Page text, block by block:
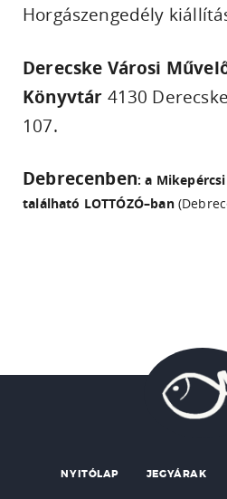
Horgászengedély
Derecske Városi
Könyvtár 4130
107.
Debrecenben: a
található LOTTÓZÓ–ban
NYITÓLAP JEGYÁRAK